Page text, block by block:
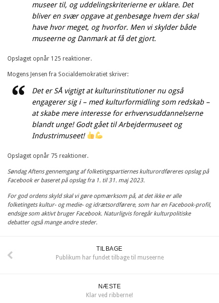
museer til, og uddelingskriterierne er uklare. Det
bliver en svær opgave at genbesøge hvem der skal
have hvor meget, og hvorfor. Men vi skylder både
museerne og Danmark at få det gjort.
Opslaget opnår 125 reaktioner.
Mogens Jensen fra Socialdemokratiet skriver:
Det er SÅ vigtigt at kulturinstitutioner nu også
engagerer sig i – med kulturformidling som redskab –
at skabe mere interesse for erhvervsuddannelserne
blandt unge! Godt gået til Arbejdermuseet og
Industrimuseet!
Opslaget opnår 75 reaktioner.
Søndag Aftens gennemgang af folketingspartiernes kulturordføreres opslag på
Facebook er baseret på opslag fra 1. til 31. maj 2023.
For god ordens skyld skal vi gøre opmærksom på, at det ikke er alle
folketingets kultur- og medie- og idrætsordførere, som har en Facebook-profil,
endsige som aktivt bruger Facebook. Naturligvis foregår kulturpolitiske
debatter også mange andre steder.
TILBAGE
Publikum har fundet tilbage til museerne
NÆSTE
Klar ved ribberne!